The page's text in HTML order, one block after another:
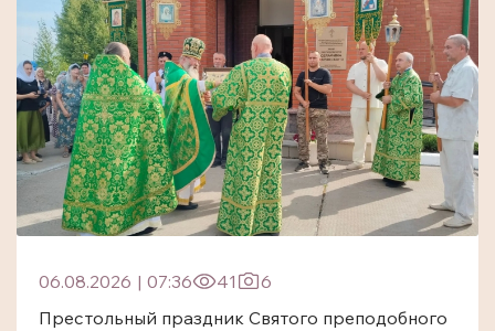
06.08.2026 | 07:36 41
6
Престольный праздник Святого преподобного